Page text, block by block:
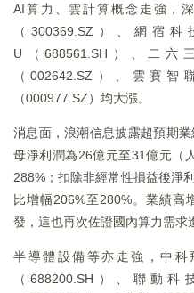
AI算力、雲計算概念走強，
（300369.SZ）、網宿
U（688561.SH）、二六
（002642.SZ）、雲賽智
（000977.SZ）均大漲。
消息面，浪潮信息披露超預期
母淨利潤為26億元至31億元（
288%；扣除非經常性損益後淨
比增幅206%至280%。業績
發，這也再次佐證國內算力需求
半導體設備等亦走強，中科
（688200.SH）、聯動